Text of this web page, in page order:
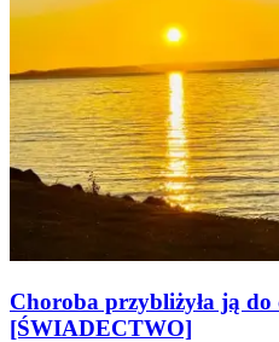
Choroba przybliżyła ją do
[ŚWIADECTWO]